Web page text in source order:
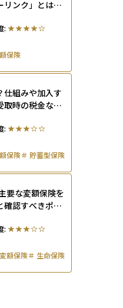
リンク」とは？
:
保険
仕組みや加入す
取時の税金など
:
保険＃ 貯蓄型保険
要な変額保険を
確認すべきポイ
:
変額保険＃ 生命保険